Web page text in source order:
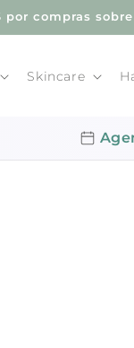
por compras
Skincare